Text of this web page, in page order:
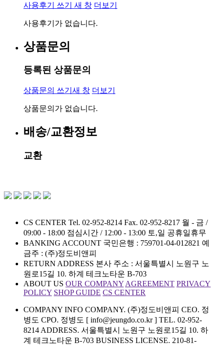
사용후기 쓰기 새 창 더보기
사용후기가 없습니다.
상품문의
등록된 상품문의
상품문의 쓰기 새 창 더보기
상품문의가 없습니다.
배송/교환정보
교환
CS CENTER Tel. 02-952-8214 Fax. 02-952-8217 월 - 금 /
09:00 - 18:00 점심시간 / 12:00 - 13:00 토,일 공휴일휴무
BANKING ACCOUNT 국민은행 : 759701-04-012821 예
금주 : (주)정도비앤피
RETURN ADDRESS 본사 주소 : 서울특별시 노원구 노
원로15길 10. 하계 테크노타운 B-703
ABOUT US OUR COMPANY AGREEMENT PRIVACY
POLICY SHOP GUIDE CS CENTER
COMPANY INFO COMPANY. (주)정도비앤피 CEO. 정
병도 CPO. 정병도 [ info@jeungdo.co.kr ] TEL. 02-952-
8214 ADDRESS. 서울특별시 노원구 노원로15길 10. 하
계 테크노타운 B-703 BUSINESS LICENSE. 210-81-